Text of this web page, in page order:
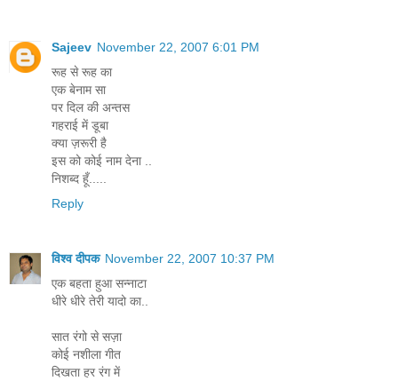
Sajeev November 22, 2007 6:01 PM
रूह से रूह का
एक बेनाम सा
पर दिल की अन्तस
गहराई में डूबा
क्या ज़रूरी है
इस को कोई नाम देना ..
निशब्द हूँ.....
Reply
विश्व दीपक November 22, 2007 10:37 PM
एक बहता हुआ सन्नाटा
धीरे धीरे तेरी यादो का..
सात रंगो से सज़ा
कोई नशीला गीत
दिखता हर रंग में